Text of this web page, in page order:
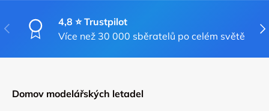
PŘEDCHOZÍ
4,8 ⭐ Trustpilot
Více než 30 000 sběratelů po celém světě
Domov modelářských letadel
Přihlaste se ke svému účtu a přidejte produkty
do seznamu přání a prohlédněte si dříve
uložené položky.